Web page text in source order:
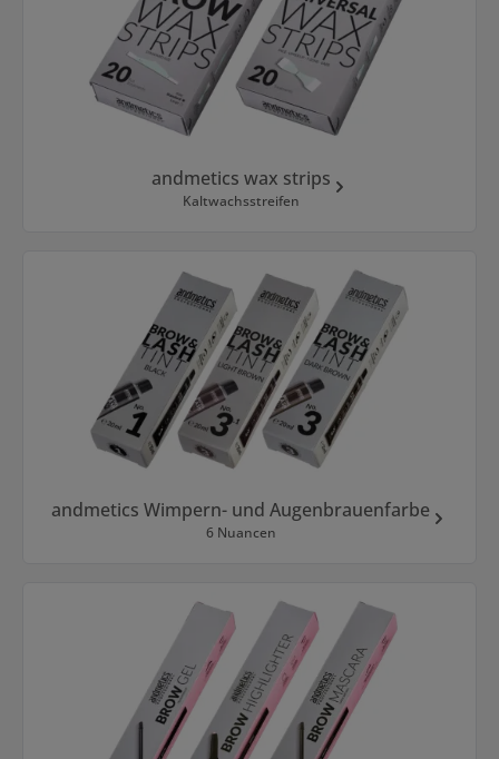
andmetics wax strips
Kaltwachsstreifen
andmetics Wimpern- und Augenbrauenfarbe
6 Nuancen